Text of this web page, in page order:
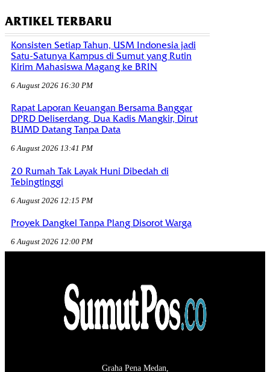
ARTIKEL TERBARU
Konsisten Setiap Tahun, USM Indonesia jadi
Satu-Satunya Kampus di Sumut yang Rutin
Kirim Mahasiswa Magang ke BRIN
6 August 2026 16:30 PM
Rapat Laporan Keuangan Bersama Banggar
DPRD Deliserdang, Dua Kadis Mangkir, Dirut
BUMD Datang Tanpa Data
6 August 2026 13:41 PM
20 Rumah Tak Layak Huni Dibedah di
Tebingtinggi
6 August 2026 12:15 PM
Proyek Dangkel Tanpa Plang Disorot Warga
6 August 2026 12:00 PM
Graha Pena Medan,